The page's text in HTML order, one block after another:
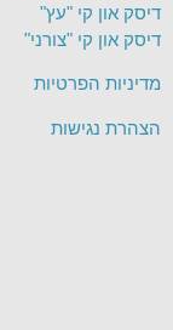
דיסק און קי "עץ"
דיסק און קי "צורני"
מדיניות הפרטיות
הצהרת נגישות